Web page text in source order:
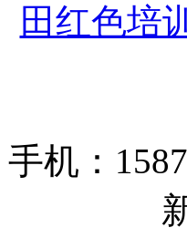
田红色培
手机：